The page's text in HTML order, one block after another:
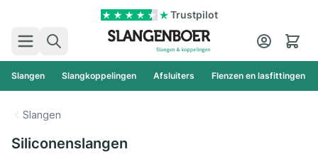
Trustpilot
Zoek
Cart
Slangen Slangkoppelingen Afsluiters Flenzen en lasfittingen
Slangen
Siliconenslangen